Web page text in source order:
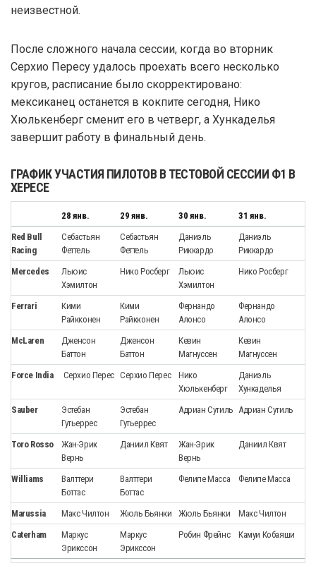
неизвестной.
После сложного начала сессии, когда во вторник
Серхио Пересу удалось проехать всего несколько
кругов, расписание было скорректировано:
мексиканец останется в кокпите сегодня, Нико
Хюлькенберг сменит его в четверг, а Хункаделья
завершит работу в финальный день.
ГРАФИК УЧАСТИЯ ПИЛОТОВ В ТЕСТОВОЙ СЕССИИ Ф1 В
ХЕРЕСЕ
28 янв. 29 янв. 30 янв.
31 янв.
Red Bull
Racing
Себастьян
Феттель
Себастьян
Феттель
Даниэль
Риккардо
Даниэль
Риккардо
Mercedes
Льюис
Хэмилтон
Нико Росберг
Льюис
Хэмилтон
Нико Росберг
Ferrari
Кими
Райкконен
Кими
Райкконен
Фернандо
Алонсо
Фернандо
Алонсо
McLaren
Дженсон
Баттон
Дженсон
Баттон
Кевин
Магнуссен
Кевин
Магнуссен
Force India
Серхио Перес Серхио Перес
Нико
Хюлькенберг
Даниэль
Хункаделья
Sauber
Эстебан
Гутьеррес
Эстебан
Гутьеррес
Адриан Сутиль Адриан Сутиль
Toro Rosso
Жан-Эрик
Вернь
Даниил Квят
Жан-Эрик
Вернь
Даниил Квят
Williams
Валттери
Боттас
Валттери
Боттас
Фелипе Масса Фелипе Масса
Marussia Макс Чилтон Жюль Бьянки Жюль Бьянки
Макс Чилтон
Caterham
Маркус
Эрикссон
Маркус
Эрикссон
Робин Фрейнс Камуи Кобаяши